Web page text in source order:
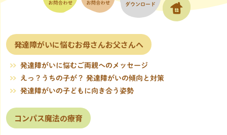
わせ電話 わせ
ダウンロード
発達障がいに悩むお母さんお父さんへ
発達障がいに悩むご両親へのメッセージ
えっ？うちの子が？ 発達障がいの傾向と対策
発達障がいの子どもに向き合う姿勢
コンパス魔法の療育